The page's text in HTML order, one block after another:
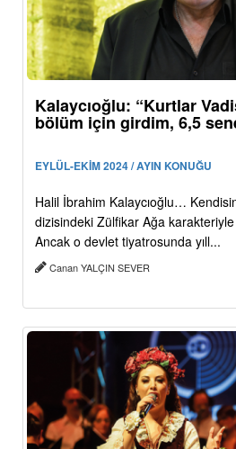
Kalaycıoğlu: “Kurtlar
bölüm için girdim, 6,5
EYLÜL-EKİM 2024 / AYIN KONUĞU
Halil İbrahim Kalaycıoğlu…
dizisindeki Zülfikar Ağa karakteriyle
Ancak o devlet tiyatrosunda yıll...
Canan YALÇIN SEVER